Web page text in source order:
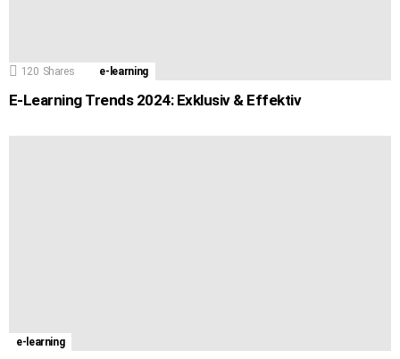
120 Shares e-learning
E-Learning Trends 2024: Exklusiv & Effektiv
e-learning